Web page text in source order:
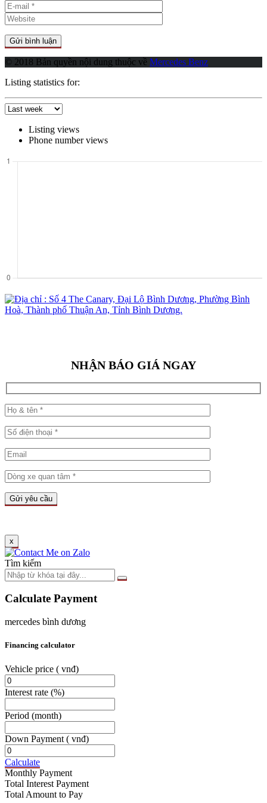
© 2018 Bản quyền nội dung thuộc về Mercedes Benz
Listing statistics for:
Listing views
Phone number views
NHẬN BÁO GIÁ NGAY
x
Tìm kiếm
Calculate Payment
mercedes bình dương
Financing calculator
Vehicle price ( vnđ)
Interest rate (%)
Period (month)
Down Payment ( vnđ)
Calculate
Monthly Payment
Total Interest Payment
Total Amount to Pay